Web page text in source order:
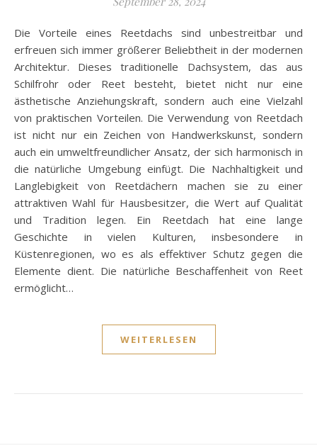
Die Vorteile eines Reetdachs sind unbestreitbar und
erfreuen sich immer größerer Beliebtheit in der modernen
Architektur. Dieses traditionelle Dachsystem, das aus
Schilfrohr oder Reet besteht, bietet nicht nur eine
ästhetische Anziehungskraft, sondern auch eine Vielzahl
von praktischen Vorteilen. Die Verwendung von Reetdach
ist nicht nur ein Zeichen von Handwerkskunst, sondern
auch ein umweltfreundlicher Ansatz, der sich harmonisch in
die natürliche Umgebung einfügt. Die Nachhaltigkeit und
Langlebigkeit von Reetdächern machen sie zu einer
attraktiven Wahl für Hausbesitzer, die Wert auf Qualität
und Tradition legen. Ein Reetdach hat eine lange
Geschichte in vielen Kulturen, insbesondere in
Küstenregionen, wo es als effektiver Schutz gegen die
Elemente dient. Die natürliche Beschaffenheit von Reet
ermöglicht…
WEITERLESEN